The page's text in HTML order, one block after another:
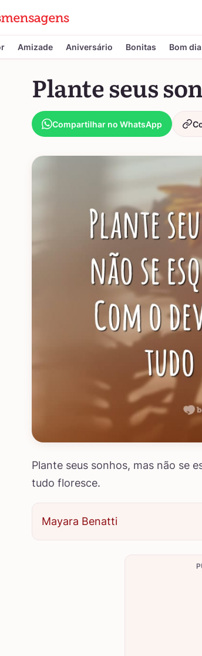
Amizade Aniversário Bonitas Bom dia
Plante seus
Compartilhar no WhatsApp
Plante seus sonhos, mas não se
tudo floresce.
Mayara Benatti